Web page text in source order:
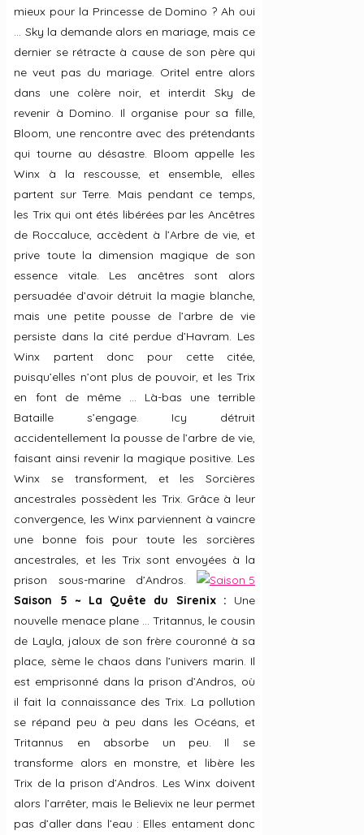
mieux pour la Princesse de Domino ? Ah oui
… Sky la demande alors en mariage, mais ce
dernier se rétracte à cause de son père qui
ne veut pas du mariage. Oritel entre alors
dans une colère noir, et interdit Sky de
revenir à Domino. Il organise pour sa fille,
Bloom, une rencontre avec des prétendants
qui tourne au désastre. Bloom appelle les
Winx à la rescousse, et ensemble, elles
partent sur Terre. Mais pendant ce temps,
les Trix qui ont étés libérées par les Ancêtres
de Roccaluce, accèdent à l’Arbre de vie, et
prive toute la dimension magique de son
essence vitale. Les ancêtres sont alors
persuadée d’avoir détruit la magie blanche,
mais une petite pousse de l’arbre de vie
persiste dans la cité perdue d’Havram. Les
Winx partent donc pour cette citée,
puisqu’elles n’ont plus de pouvoir, et les Trix
en font de même … Là-bas une terrible
Bataille s’engage. Icy détruit
accidentellement la pousse de l’arbre de vie,
faisant ainsi revenir la magique positive. Les
Winx se transforment, et les Sorcières
ancestrales possèdent les Trix. Grâce à leur
convergence, les Winx parviennent à vaincre
une bonne fois pour toute les sorcières
ancestrales, et les Trix sont envoyées à la
prison sous-marine d’Andros.
Saison 5 ~ La Quête du Sirenix : Une
nouvelle menace plane … Tritannus, le cousin
de Layla, jaloux de son frère couronné à sa
place, sème le chaos dans l’univers marin. Il
est emprisonné dans la prison d’Andros, où
il fait la connaissance des Trix. La pollution
se répand peu à peu dans les Océans, et
Tritannus en absorbe un peu. Il se
transforme alors en monstre, et libère les
Trix de la prison d’Andros. Les Winx doivent
alors l’arrêter, mais le Believix ne leur permet
pas d’aller dans l’eau : Elles entament donc